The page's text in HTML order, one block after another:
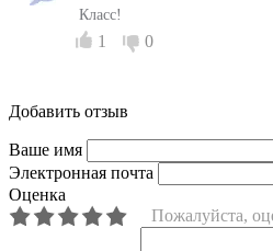
Класс!
1 0
Добавить отзыв
Ваше имя
Электронная почта
Оценка
Пожалуйста,